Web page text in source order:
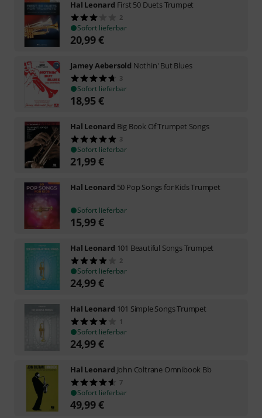
Hal Leonard First 50 Duets Trumpet
2
Sofort lieferbar
20,99€
Jamey Aebersold Nothin' But Blues
3
Sofort lieferbar
18,95€
Hal Leonard Big Book Of Trumpet Songs
3
Sofort lieferbar
21,99€
Hal Leonard 50 Pop Songs for Kids Trumpet
Sofort lieferbar
15,99€
Hal Leonard 101 Beautiful Songs Trumpet
2
Sofort lieferbar
24,99€
Hal Leonard 101 Simple Songs Trumpet
1
Sofort lieferbar
24,99€
Hal Leonard John Coltrane Omnibook Bb
7
Sofort lieferbar
49,99€